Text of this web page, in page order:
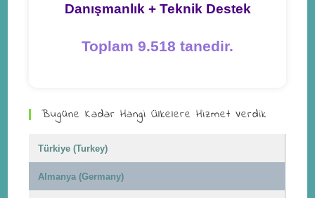
Danışmanlık + Teknik Destek
Toplam 9.518 tanedir.
Bugüne Kadar Hangi Ülkelere Hizmet Verdik
Türkiye (Turkey)
Almanya (Germany)